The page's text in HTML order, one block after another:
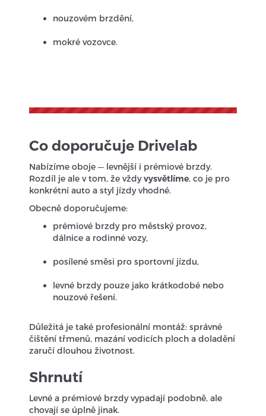
nouzovém brzdění,
mokré vozovce.
Co doporučuje Drivelab
Nabízíme oboje — levnější i prémiové brzdy.
Rozdíl je ale v tom, že vždyvysvětlíme, co je pro
konkrétní auto a styl jízdy vhodné.
Obecně doporučujeme:
prémiové brzdy pro městský provoz,
dálnice a rodinné vozy,
posílené směsi pro sportovní jízdu,
levné brzdy pouze jako krátkodobé nebo
nouzové řešení.
Důležitá je také profesionální montáž: správné
čištění třmenů, mazání vodicích ploch a doladění
zaručí dlouhou životnost.
Shrnutí
Levné a prémiové brzdy vypadají podobně, ale
chovají se úplně jinak.